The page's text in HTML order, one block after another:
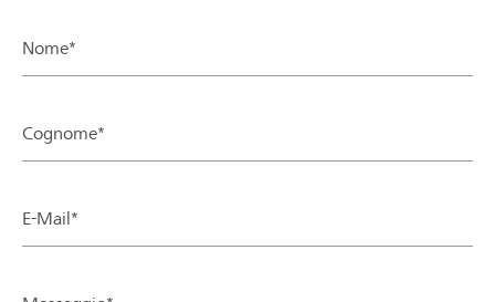
Nome*
Cognome*
E-Mail*